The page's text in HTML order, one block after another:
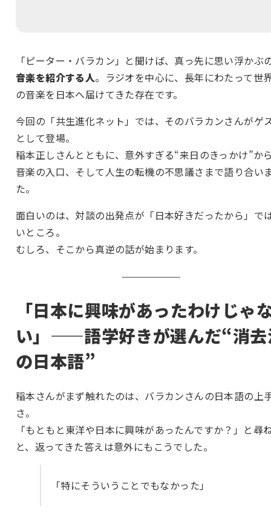
「ピーター・バラカン」と聞けば、真っ先に思い浮かぶの
音楽を紹介する人。ラジオを中心に、長年にわたって世
の音楽を日本へ届けてきた存在です。
今回の「共生進化ネット」では、そのバラカンさんがゲ
として登場。
稲本正しさんとともに、意外すぎる“来日のきっかけ”か
音楽の入口、そして人生の転機の不思議さまで語り合い
た。
面白いのは、対談の出発点が「日本好きだったから」で
いところ。
むしろ、そこから真逆の話が始まります。
「日本に興味があったわけじゃ
い」——語学好きが選んだ“消去
の日本語”
稲本さんがまず触れたのは、バラカンさんの日本語の上
さ。
「もともと東洋や日本に興味があったんですか？」と尋
と、返ってきた答えは意外にもこうでした。
「特にそういうことでもなかった」